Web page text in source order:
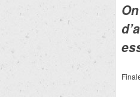
On